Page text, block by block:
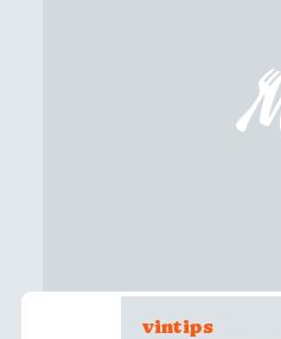
vintips